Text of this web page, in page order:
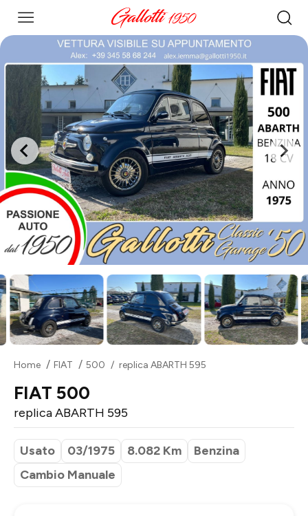
Home FIAT 500 replica ABARTH 595
FIAT 500
replica ABARTH 595
Usato 03/1975 8.082 Km
Benzina
Cambio Manuale